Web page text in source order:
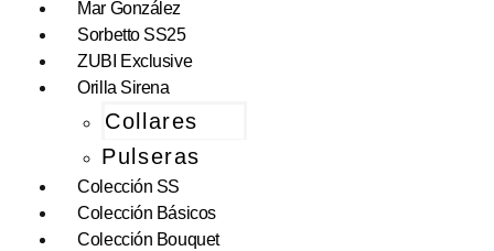
Mar González
Sorbetto SS25
ZUBI Exclusive
Orilla Sirena
Collares
Pulseras
Colección SS
Colección Básicos
Colección Bouquet